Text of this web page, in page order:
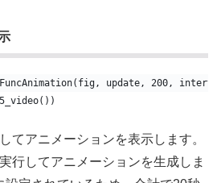
update, 200,
てアニメーションを表示します。
行してアニメーションを生成しま